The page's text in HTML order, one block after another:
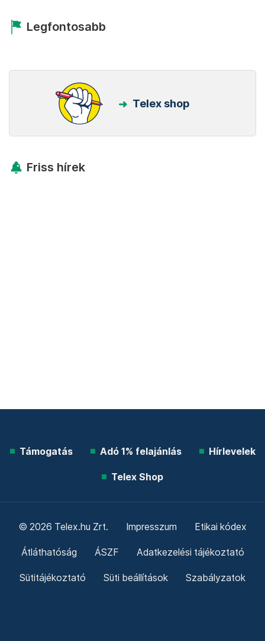
Legfontosabb
Telex shop
Friss hírek
Támogatás Adó 1% felajánlás Hírlevelek
Telex Shop
© 2026 Telex.hu Zrt. Impresszum Etikai kódex
Átláthatóság ÁSZF Adatkezelési tájékoztató
Sütitájékoztató Süti beállítások Szabályzatok